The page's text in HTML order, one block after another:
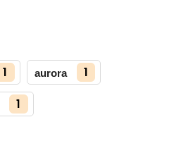
1 aurora 1
1